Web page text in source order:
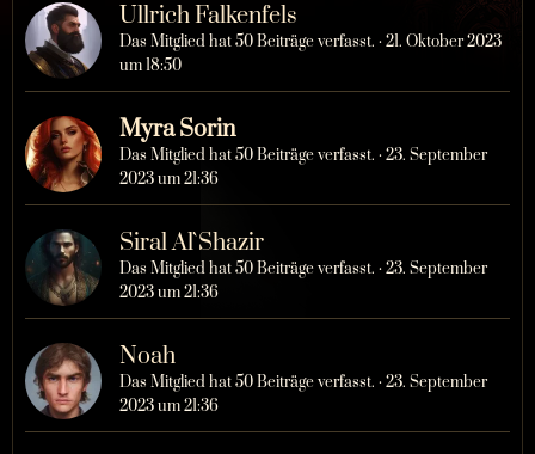
Ullrich Falkenfels
Das Mitglied hat 50 Beiträge verfasst.
21. Oktober 2023
um 18:50
Myra Sorin
Das Mitglied hat 50 Beiträge verfasst.
23. September
2023 um 21:36
Siral Al`Shazir
Das Mitglied hat 50 Beiträge verfasst.
23. September
2023 um 21:36
Noah
Das Mitglied hat 50 Beiträge verfasst.
23. September
2023 um 21:36